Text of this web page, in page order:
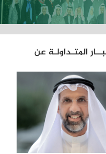
المتـداولـة عن